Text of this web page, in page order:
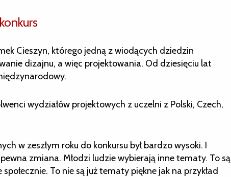
Cieszyn, którego jedną z wiodących dziedzin
dizajnu, a więc projektowania. Od dziesięciu lat
wydziałów projektowych z uczelni z Polski, Czech,
w zeszłym roku do konkursu był bardzo wysoki. I
zmiana. Młodzi ludzie wybierają inne tematy. To są
To nie są już tematy piękne jak na przykład